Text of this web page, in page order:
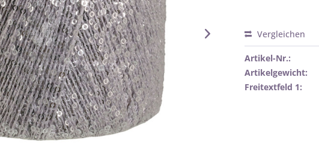
Vergleichen
Artikel-Nr.:
Artikelgewicht:
Freitextfeld 1: